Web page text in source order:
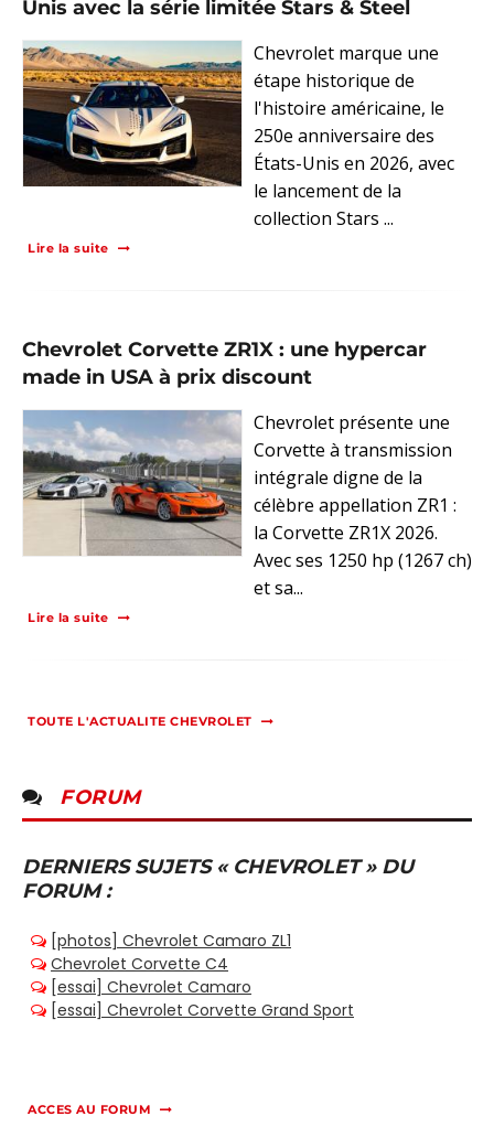
Unis avec la série limitée Stars & Steel
Chevrolet marque une
étape historique de
l'histoire américaine, le
250e anniversaire des
États-Unis en 2026, avec
le lancement de la
collection Stars ...
Lire la suite
Chevrolet Corvette ZR1X : une hypercar
made in USA à prix discount
Chevrolet présente une
Corvette à transmission
intégrale digne de la
célèbre appellation ZR1 :
la Corvette ZR1X 2026.
Avec ses 1250 hp (1267 ch)
et sa...
Lire la suite
TOUTE L'ACTUALITE CHEVROLET
FORUM
DERNIERS SUJETS « CHEVROLET » DU
FORUM :
ACCES AU FORUM